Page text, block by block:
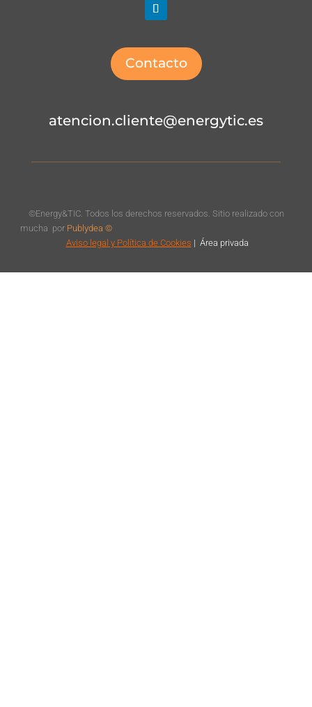
Contacto
atencion.cliente@energytic.es
©Energy&TIC. Todos los derechos reservados. Sitio realizado con
mucha por Publydea ©
Aviso legal y Política de Cookies | Área privada